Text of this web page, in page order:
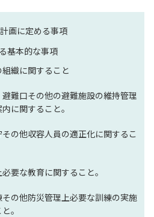
画に定める事項
基本的な事項
織に関すること
難口その他の避難施設の維持管理
に関すること。
の他収容人員の適正化に関するこ
要な教育に関すること。
の他防災管理上必要な訓練の実施
。